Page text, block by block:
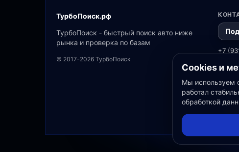
ТурбоПоиск.рф
ТурбоПоиск - быстрый поиск авто ниже
рынка и проверка по базам
© 2017-2026 ТурбоПоиск
+7
Если
с нами.
Cookies и
Мы используем
работал
обработкой